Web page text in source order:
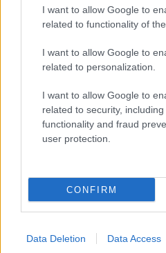
I want to allow Google to
related to functionality of
I want to allow Google to
related to personalization.
I want to allow Google to
related to security,
functionality and fraud
user protection.
CONFIRM
Data Deletion Data Access
egyre inkább érzékelte:
ami költségmegosztást
és az önkormányzat
azzal magyarázták, hogy
az önkormányzat